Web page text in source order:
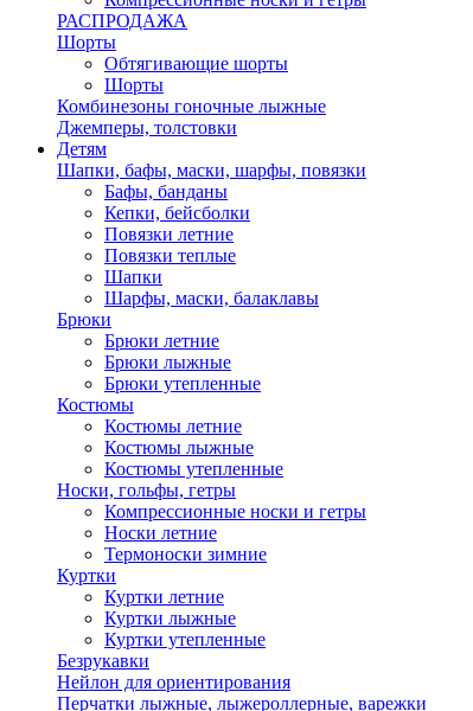
РАСПРОДАЖА
Шорты
Обтягивающие шорты
Шорты
Комбинезоны гоночные лыжные
Джемперы, толстовки
Детям
Шапки, бафы, маски, шарфы, повязки
Бафы, банданы
Кепки, бейсболки
Повязки летние
Повязки теплые
Шапки
Шарфы, маски, балаклавы
Брюки
Брюки летние
Брюки лыжные
Брюки утепленные
Костюмы
Костюмы летние
Костюмы лыжные
Костюмы утепленные
Носки, гольфы, гетры
Компрессионные носки и гетры
Носки летние
Термоноски зимние
Куртки
Куртки летние
Куртки лыжные
Куртки утепленные
Безрукавки
Нейлон для ориентирования
Перчатки лыжные, лыжероллерные, варежки